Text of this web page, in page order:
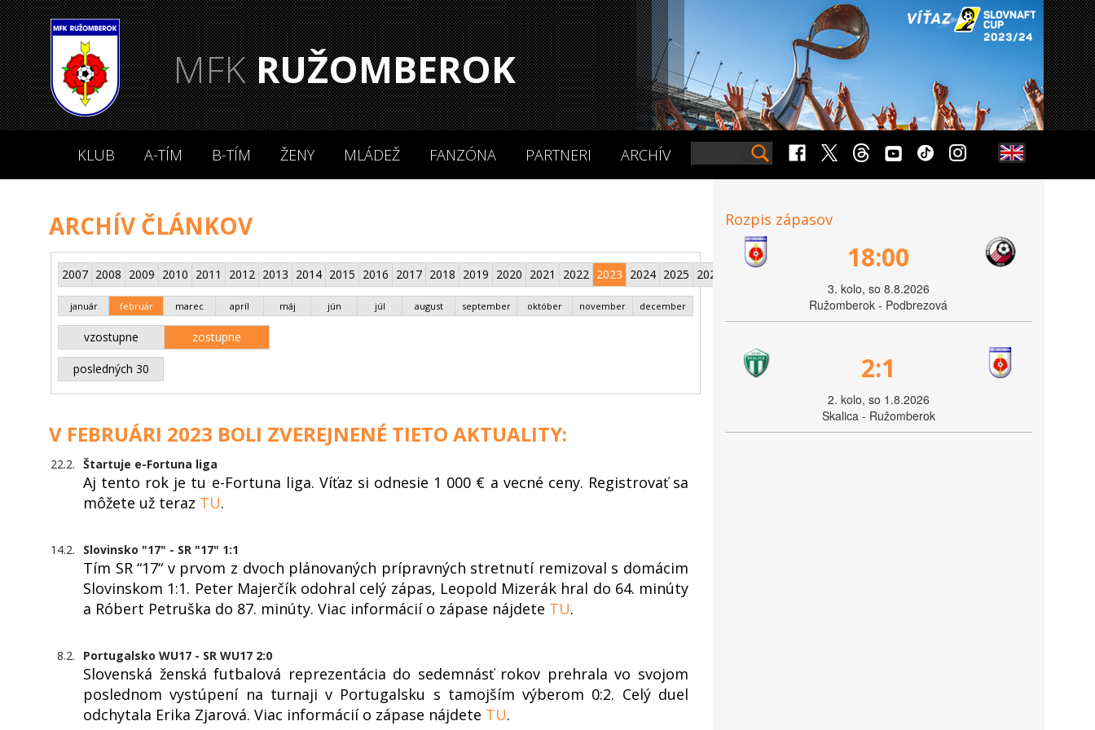
MFKRUŽOMBEROK
KLUB A-TÍM B-TÍM ŽENY MLÁDEŽ FANZÓNA PARTNERI ARCHÍV
ARCHÍV ČLÁNKOV
2007 2008 2009 2010 2011 2012 2013 2014 2015 2016 2017 2018 2019 2020 2021 2022 2023 2024 2025 2026
január február marec apríl máj jún júl august september október november december
vzostupne zostupne
posledných 30
V FEBRUÁRI 2023 BOLI ZVEREJNENÉ TIETO AKTUALITY:
22.2. Štartuje e-Fortuna liga
Aj tento rok je tu e-Fortuna liga. Víťaz si odnesie 1 000 € a vecné ceny. Registrovať sa
môžete už teraz TU.
14.2. Slovinsko "17" - SR "17" 1:1
Tím SR “17“ v prvom z dvoch plánovaných prípravných stretnutí remizoval s domácim
Slovinskom 1:1. Peter Majerčík odohral celý zápas, Leopold Mizerák hral do 64. minúty
a Róbert Petruška do 87. minúty. Viac informácií o zápase nájdete TU.
8.2. Portugalsko WU17 - SR WU17 2:0
Slovenská ženská futbalová reprezentácia do sedemnásť rokov prehrala vo svojom
poslednom vystúpení na turnaji v Portugalsku s tamojším výberom 0:2. Celý duel
odchytala Erika Zjarová. Viac informácií o zápase nájdete TU.
Rozpis zápasov
18:00
3. kolo, so 8.8.2026
Ružomberok - Podbrezová
2:1
2. kolo, so 1.8.2026
Skalica - Ružomberok